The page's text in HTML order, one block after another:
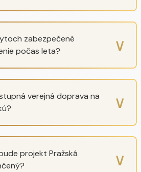
zabezpečené
počas leta?
∨
verejná doprava na
∨
projekt Pražská
∨